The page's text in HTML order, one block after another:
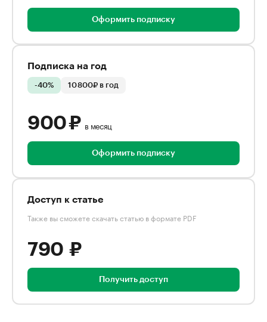
Оформить подписку
Подписка на год
-40% 10 800₽ в год
900 ₽ в месяц
Оформить подписку
Доступ к статье
Также вы сможете скачать статью в формате PDF
790 ₽
Получить доступ